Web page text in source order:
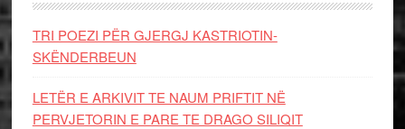
TRI POEZI PËR GJERGJ KASTRIOTIN-
SKËNDERBEUN
LETËR E ARKIVIT TE NAUM PRIFTIT NË
PERVJETORIN E PARE TE DRAGO SILIQIT